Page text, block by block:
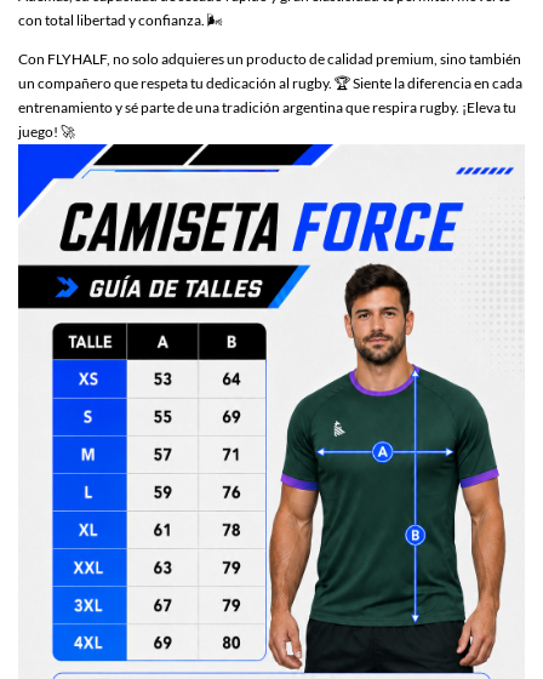
con total libertad y confianza. 🌬️
Con FLYHALF, no solo adquieres un producto de calidad premium, sino también
un compañero que respeta tu dedicación al rugby. 🏆 Siente la diferencia en cada
entrenamiento y sé parte de una tradición argentina que respira rugby. ¡Eleva tu
juego! 🚀